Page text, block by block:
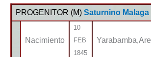
PROGENITOR (M) Saturnino Malaga
Nacimiento
10
FEB
1845